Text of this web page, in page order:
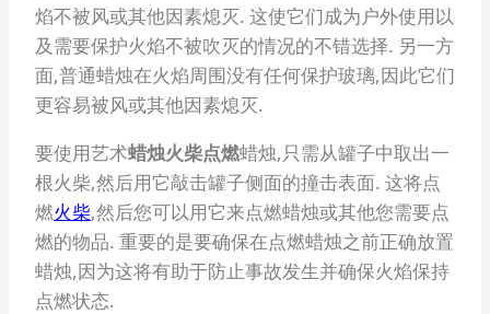
焰不被风或其他因素熄灭. 这使它们成为户外使用以
及需要保护火焰不被吹灭的情况的不错选择. 另一方
面,普通蜡烛在火焰周围没有任何保护玻璃,因此它们
更容易被风或其他因素熄灭.
要使用艺术蜡烛火柴点燃蜡烛,只需从罐子中取出一
根火柴,然后用它敲击罐子侧面的撞击表面. 这将点
燃火柴,然后您可以用它来点燃蜡烛或其他您需要点
燃的物品. 重要的是要确保在点燃蜡烛之前正确放置
蜡烛,因为这将有助于防止事故发生并确保火焰保持
点燃状态.